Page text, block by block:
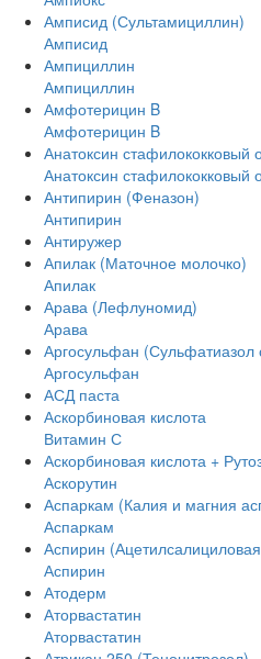
Амписид (Сультамициллин)
Амписид
Ампициллин
Ампициллин
Амфотерицин B
Амфотерицин B
Анатоксин
Анатоксин
Антипирин (Феназон)
Антипирин
Антиружер
Апилак (Маточное молочко)
Апилак
Арава (Лефлуномид)
Арава
Аргосульфан (Сульфатиазол
Аргосульфан
АСД паста
Аскорбиновая кислота
Витамин С
Аскорбиновая кислота +
Аскорутин
Аспаркам (Калия и магния
Аспаркам
Аспирин
Аспирин
Атодерм
Аторвастатин
Аторвастатин